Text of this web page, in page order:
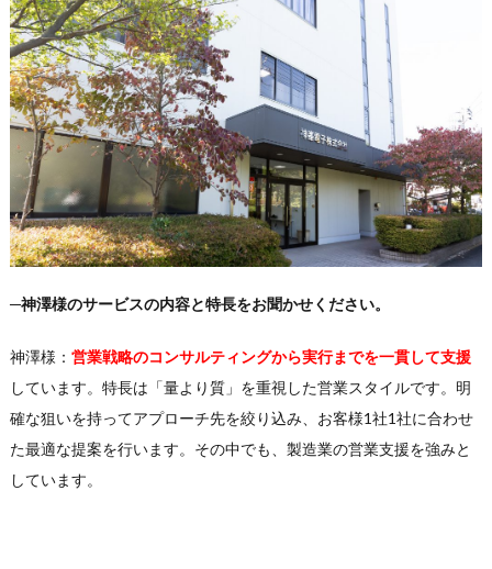
─神澤様のサービスの内容と特長をお聞かせください。
神澤様： 営業戦略のコンサルティングから実行までを一貫して支援
しています。特長は「量より質」を重視した営業スタイルです。明
確な狙いを持ってアプローチ先を絞り込み、お客様1社1社に合わせ
た最適な提案を行います。その中でも、製造業の営業支援を強みと
しています。